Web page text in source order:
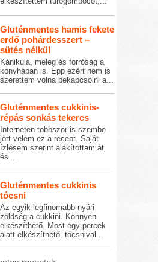
Gluténmentes hamis fekete
erdő pohárdesszert –
sütés nélkül
Kánikula, meleg és forróság a
konyhában is. Épp ezért nem is
szerettem volna bekapcsolni a...
Gluténmentes cukkinis-
répás sonkás tekercs
Interneten többször is szembe
jött velem ez a recept. Saját
ízlésem szerint alakítottam át
és...
Gluténmentes cukkinis
tócsni
Az egyik legfinomabb nyári
zöldség a cukkini. Könnyen
elkészíthető. Most egy percek
alatt elkészíthető, tócsnival...